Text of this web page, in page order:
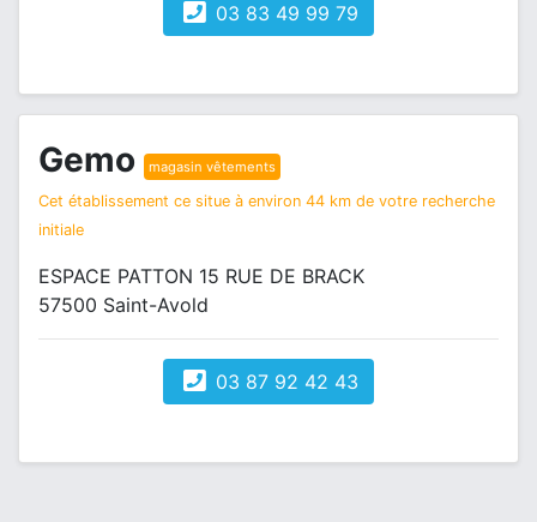
03 83 49 99 79
Gemo magasin vêtements
Cet établissement ce situe à environ 44 km de votre recherche
initiale
ESPACE PATTON 15 RUE DE BRACK
57500 Saint-Avold
03 87 92 42 43